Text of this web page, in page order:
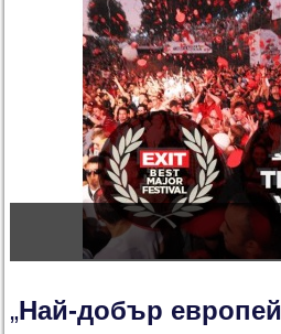
„Най-добър